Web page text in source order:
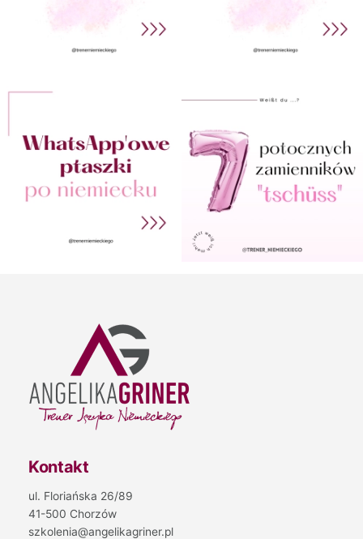
Kontakt
ul. Floriańska 26/89
41-500 Chorzów
szkolenia@angelikagriner.pl